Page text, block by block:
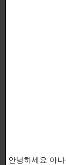
회복
안녕하세요 아